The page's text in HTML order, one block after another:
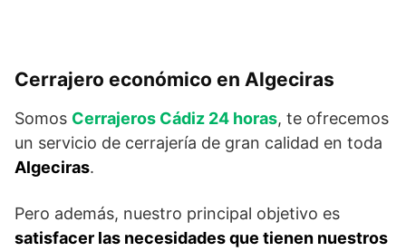
Cerrajero económico en Algeciras
Somos Cerrajeros Cádiz 24 horas, te ofrecemos
un servicio de cerrajería de gran calidad en toda
Algeciras.
Pero además, nuestro principal objetivo es
satisfacer las necesidades que tienen nuestros